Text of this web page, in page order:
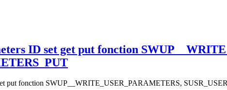
ID set get put fonction
put fonction SWUP__WRITE_USER_PARAMETERS,